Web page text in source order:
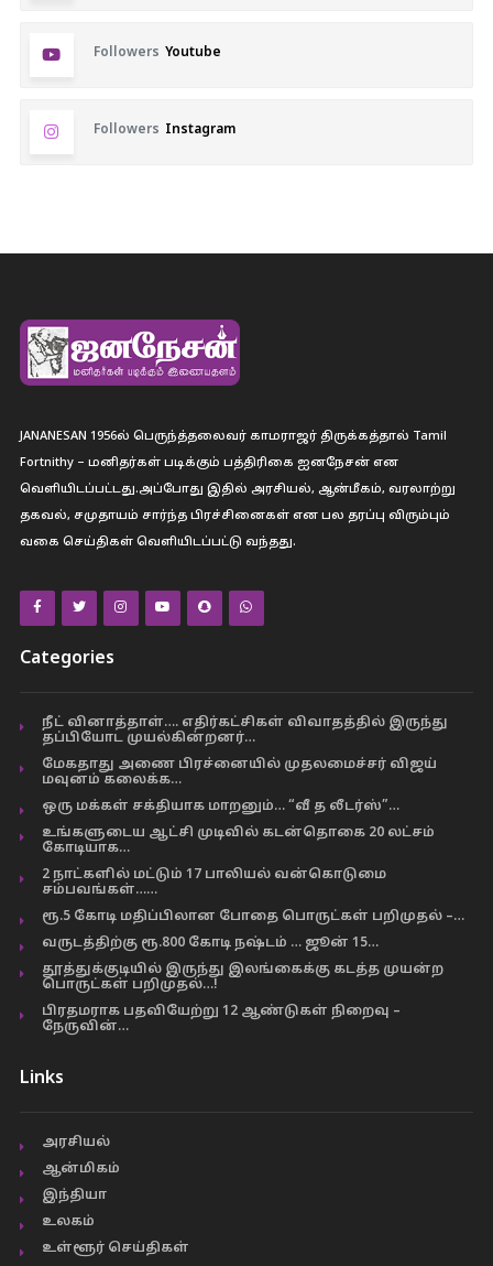
Followers Youtube
Followers Instagram
JANANESAN 1956ல் பெருந்த்தலைவர் காமராஜர் திருக்கத்தால் Tamil
Fortnithy – மனிதர்கள் படிக்கும் பத்திரிகை ஐனநேசன் என
வெளியிடப்பட்டது.அப்போது இதில் அரசியல், ஆன்மீகம், வரலாற்று
தகவல், சமுதாயம் சார்ந்த பிரச்சினைகள் என பல தரப்பு விரும்பும்
வகை செய்திகள் வெளியிடப்பட்டு வந்தது.
Categories
நீட் வினாத்தாள்…. எதிர்கட்சிகள் விவாதத்தில் இருந்து
தப்பியோட முயல்கின்றனர்…
மேகதாது அணை பிரச்னையில் முதலமைச்சர் விஜய்
மவுனம் கலைக்க…
ஒரு மக்கள் சக்தியாக மாறனும்… “வீ த லீடர்ஸ்”…
உங்களுடைய ஆட்சி முடிவில் கடன்தொகை 20 லட்சம்
கோடியாக…
2 நாட்களில் மட்டும் 17 பாலியல் வன்கொடுமை
சம்பவங்கள்……
ரூ.5 கோடி மதிப்பிலான போதை பொருட்கள் பறிமுதல் –…
வருடத்திற்கு ரூ.800 கோடி நஷ்டம் … ஜூன் 15…
தூத்துக்குடியில் இருந்து இலங்கைக்கு கடத்த முயன்ற
பொருட்கள் பறிமுதல்…!
பிரதமராக பதவியேற்று 12 ஆண்டுகள் நிறைவு –
நேருவின்…
Links
அரசியல்
ஆன்மிகம்
இந்தியா
உலகம்
உள்ளூர் செய்திகள்